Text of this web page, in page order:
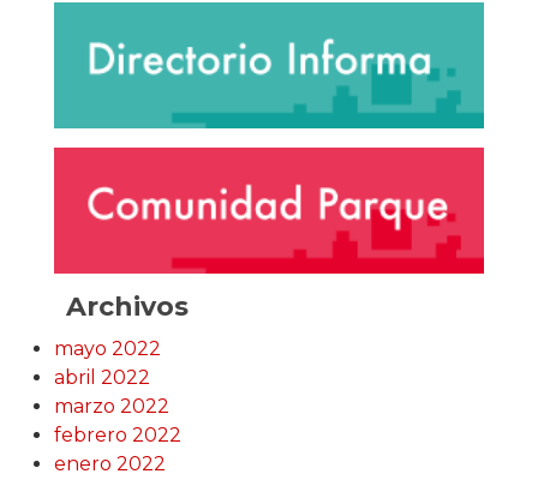
Archivos
mayo 2022
abril 2022
marzo 2022
febrero 2022
enero 2022